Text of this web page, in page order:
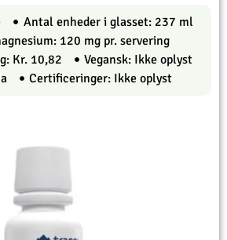
Antal enheder i glasset: 237 ml
120 mg pr. servering
Kr. 10,82
Vegansk: Ikke oplyst
Certificeringer: Ikke oplyst